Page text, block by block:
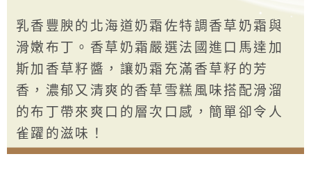
乳香豐腴的北海道奶霜佐特調香草奶霜與
滑嫩布丁。香草奶霜嚴選法國進口馬達加
斯加香草籽醬，讓奶霜充滿香草籽的芳
香，濃郁又清爽的香草雪糕風味搭配滑溜
的布丁帶來爽口的層次口感，簡單卻令人
雀躍的滋味！